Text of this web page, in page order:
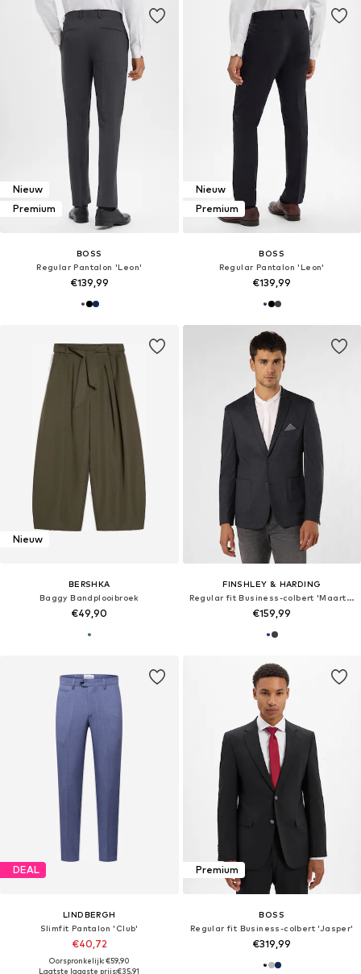
Nieuw
Premium
BOSS
Regular Pantalon 'Leon'
€139,99
Nieuw
Premium
BOSS
Regular Pantalon 'Leon'
€139,99
Nieuw
BERSHKA
Baggy Bandplooibroek
€49,90
FINSHLEY & HARDING
Regular fit Business-colbert 'Maarten'
€159,99
DEAL
LINDBERGH
Slimfit Pantalon 'Club'
€40,72
Oorspronkelijk: €59,90
Laatste laagste prijs:€35,91
Premium
BOSS
Regular fit Business-colbert 'Jasper'
€319,99